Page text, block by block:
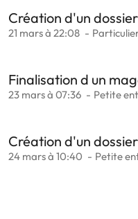
Création d'un
21 mars à 22:08
Finalisation d un
23 mars à 07:36 Petite
Création d'un
24 mars à 10:40 Petite